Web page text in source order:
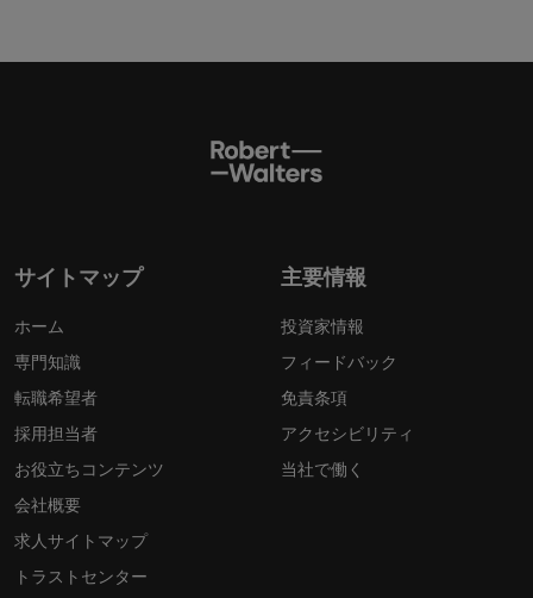
サイトマップ
ホーム
専門知識
転職希望者
採用担当者
お役立ちコンテンツ
会社概要
求人サイトマップ
トラストセンター
主要情報
投資家情報
フィードバック
免責条項
アクセシビリティ
当社で働く